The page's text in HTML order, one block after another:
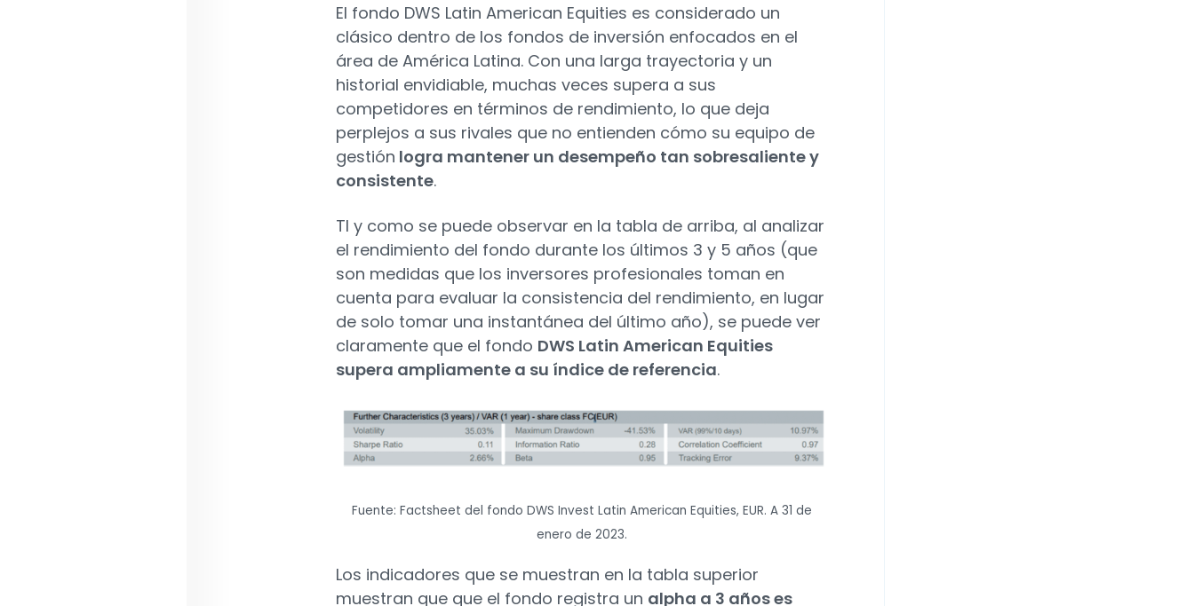
El fondo DWS Latin American Equities es considerado un
clásico dentro de los fondos de inversión enfocados en el
área de América Latina. Con una larga trayectoria y un
historial envidiable, muchas veces supera a sus
competidores en términos de rendimiento, lo que deja
perplejos a sus rivales que no entienden cómo su equipo de
gestión logra mantener un desempeño tan sobresaliente y
consistente.
Tl y como se puede observar en la tabla de arriba, al analizar
el rendimiento del fondo durante los últimos 3 y 5 años (que
son medidas que los inversores profesionales toman en
cuenta para evaluar la consistencia del rendimiento, en lugar
de solo tomar una instantánea del último año), se puede ver
claramente que el fondo DWS Latin American Equities
supera ampliamente a su índice de referencia.
Fuente: Factsheet del fondo DWS Invest Latin American Equities, EUR. A 31 de
enero de 2023.
Los indicadores que se muestran en la tabla superior
muestran que que el fondo registra un alpha a 3 años es